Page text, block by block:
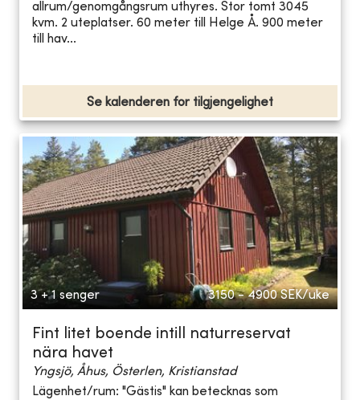
allrum/genomgångsrum uthyres. Stor tomt 3045
kvm. 2 uteplatser. 60 meter till Helge Å. 900 meter
till hav...
Se kalenderen for tilgjengelighet
3 + 1 senger 3150 - 4900 SEK/uke
Fint litet boende intill naturreservat
nära havet
Yngsjö, Åhus, Österlen, Kristianstad
Lägenhet/rum: "Gästis" kan betecknas som